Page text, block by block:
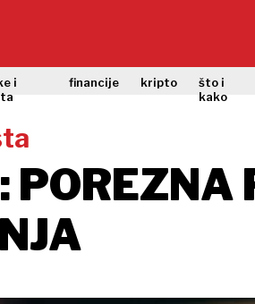
i
financije kripto
što i
kako
POREZNA